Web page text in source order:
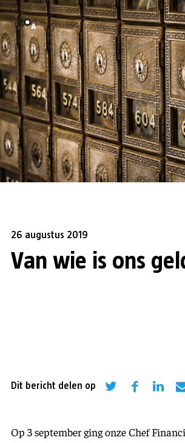
26 augustus 2019
Van wie is ons
Dit bericht delen op
Op 3 september ging onze Chef